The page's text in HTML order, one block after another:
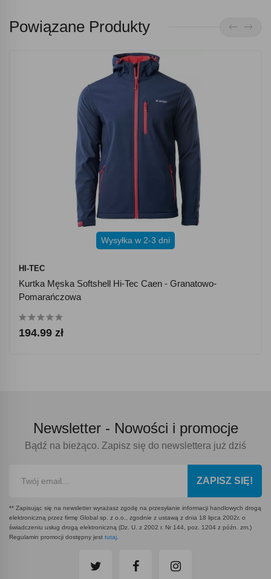
Powiązane Produkty
Wysyłka w 2-3 dni
HI-TEC
Kurtka Męska Softshell Hi-Tec Caen - Granatowo-
Pomarańczowa
194.99 zł
Newsletter - Nowości i promocje
Bądź na bieżąco. Zapisz się do newslettera już dziś
ZAPISZ SIĘ!
** Zapisując się na newsletter wyrażasz zgodę na przesyłanie informacji handlowych drogą
elektroniczną przez firmę Global sp. z o.o., zgodnie z ustawą z dnia 18 lipca 2002r. o
świadczeniu usług drogą elektroniczną (Dz. U. z 2002 r. Nr 144, poz. 1204 z późn. zm.)
Regulamin promocji dostępny jest tutaj